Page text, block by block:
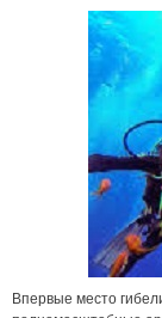
Впервые место